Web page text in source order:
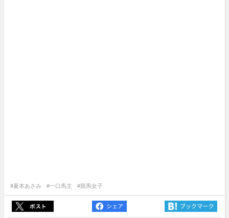
#夏本あさみ #一口馬主 #競馬女子